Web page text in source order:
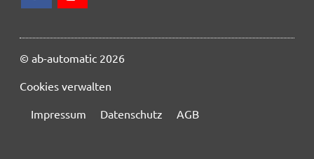
© ab-automatic 2026
Cookies verwalten
Navigation
Impressum Datenschutz AGB